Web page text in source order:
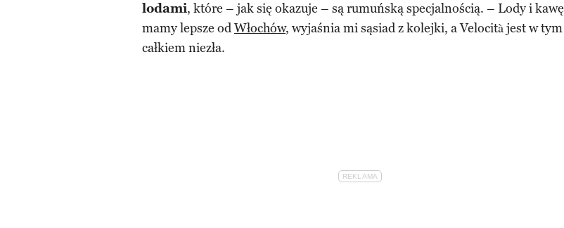
lodami, które – jak się okazuje – są rumuńską specjalnością. – Lody i kawę
mamy lepsze odWłochów, wyjaśnia mi sąsiad z kolejki, a Velocità jest w tym
całkiem niezła.